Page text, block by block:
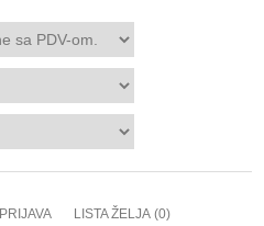
PRIJAVA LISTA ŽELJA (0)